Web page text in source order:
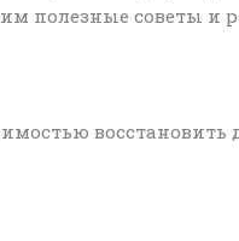
полезные советы и
восстановить